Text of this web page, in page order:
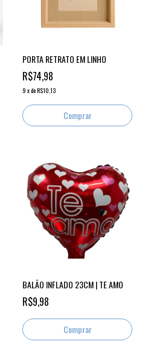
PORTA RETRATO EM LINHO
R$74,98
9 xdeR$10,13
BALÃO INFLADO 23CM | TE AMO
R$9,98